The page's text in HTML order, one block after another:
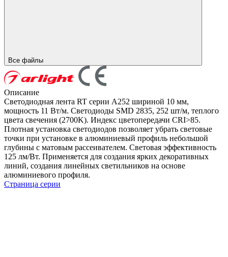
Все файлы
Описание
Светодиодная лента RT серии A252 шириной 10 мм,
мощность 11 Вт/м. Светодиоды SMD 2835, 252 шт/м, теплого
цвета свечения (2700K). Индекс цветопередачи CRI>85.
Плотная установка светодиодов позволяет убрать световые
точки при установке в алюминиевый профиль небольшой
глубины с матовым рассеивателем. Световая эффективность
125 лм/Вт. Применяется для создания ярких декоративных
линий, создания линейных светильников на основе
алюминиевого профиля.
Страница серии